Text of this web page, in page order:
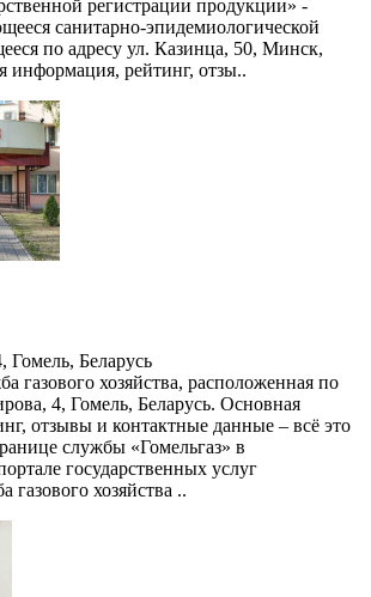
регистрации продукции» -
санитарно-эпидемиологической
по адресу ул. Казинца, 50, Минск,
информация, рейтинг, отзы..
Гомель, Беларусь
газового хозяйства, расположенная по
4, Гомель, Беларусь. Основная
отзывы и контактные данные – всё это
службы «Гомельгаз» в
государственных услуг
газового хозяйства ..